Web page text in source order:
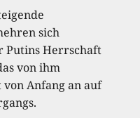
sich
Putins Herrschaft
von ihm
von Anfang an auf